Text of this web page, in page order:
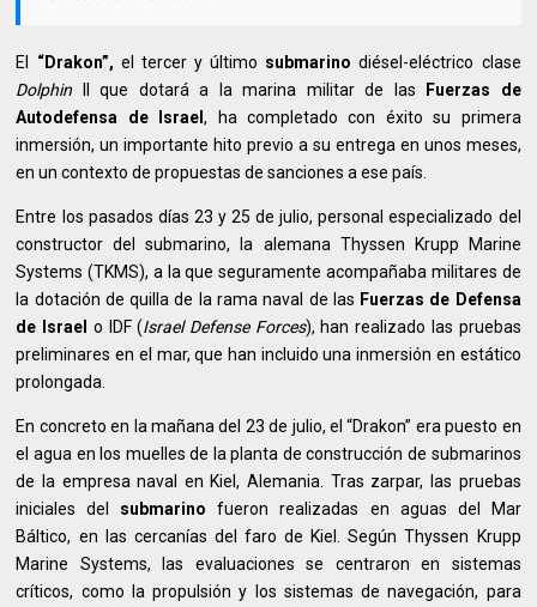
El “Drakon”, el tercer y último submarino diésel-eléctrico clase
Dolphin II que dotará a la marina militar de las
Fuerzas de
Autodefensa de Israel, ha completado con éxito su primera
inmersión, un importante hito previo a su entrega en unos meses,
en un contexto de propuestas de sanciones a ese país.
Entre los pasados días 23 y 25 de julio, personal especializado del
constructor del submarino, la alemana Thyssen Krupp Marine
Systems (TKMS), a la que seguramente acompañaba militares de
la dotación de quilla de la rama naval de las Fuerzas de Defensa
de Israel o IDF (Israel Defense Forces), han realizado las pruebas
preliminares en el mar, que han incluido una inmersión en estático
prolongada.
En concreto en la mañana del 23 de julio, el “Drakon” era puesto en
el agua en los muelles de la planta de construcción de submarinos
de la empresa naval en Kiel, Alemania. Tras zarpar, las pruebas
iniciales del submarino fueron realizadas en aguas del Mar
Báltico, en las cercanías del faro de Kiel. Según Thyssen Krupp
Marine Systems, las evaluaciones se centraron en sistemas
críticos, como la propulsión y los sistemas de navegación, para